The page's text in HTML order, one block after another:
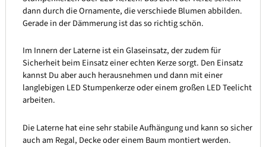
dann durch die Ornamente, die verschiede Blumen abbilden.
Gerade in der Dämmerung ist das so richtig schön.
Im Innern der Laterne ist ein Glaseinsatz, der zudem für
Sicherheit beim Einsatz einer echten Kerze sorgt. Den Einsatz
kannst Du aber auch herausnehmen und dann mit einer
langlebigen LED Stumpenkerze oder einem großen LED Teelicht
arbeiten.
Die Laterne hat eine sehr stabile Aufhängung und kann so sicher
auch am Regal, Decke oder einem Baum montiert werden.